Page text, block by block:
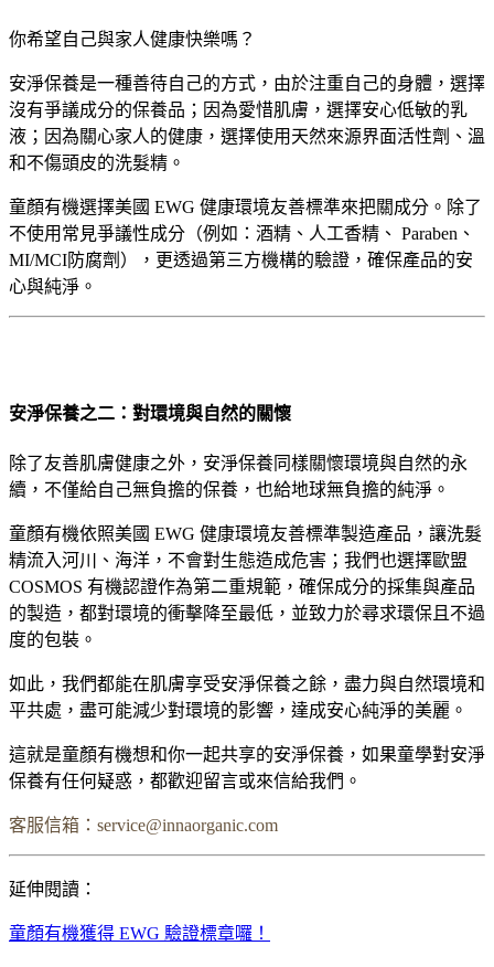
你希望自己與家人健康快樂嗎？
安淨保養是一種善待自己的方式，由於注重自己的身體，選擇
沒有爭議成分的保養品；因為愛惜肌膚，選擇安心低敏的乳
液；因為關心家人的健康，選擇使用天然來源界面活性劑、溫
和不傷頭皮的洗髮精。
童顏有機選擇美國 EWG 健康環境友善標準來把關成分。除了
不使用常見爭議性成分（例如：酒精、人工香精、 Paraben、
MI/MCI防腐劑），更透過第三方機構的驗證，確保產品的安
心與純淨。
安淨保養之二：對環境與自然的關懷
除了友善肌膚健康之外，安淨保養同樣關懷環境與自然的永
續，不僅給自己無負擔的保養，也給地球無負擔的純淨。
童顏有機依照美國 EWG 健康環境友善標準製造產品，讓洗髮
精流入河川、海洋，不會對生態造成危害；我們也選擇歐盟
COSMOS 有機認證作為第二重規範，確保成分的採集與產品
的製造，都對環境的衝擊降至最低，並致力於尋求環保且不過
度的包裝。
如此，我們都能在肌膚享受安淨保養之餘，盡力與自然環境和
平共處，盡可能減少對環境的影響，達成安心純淨的美麗。
這就是童顏有機想和你一起共享的安淨保養，如果童學對安淨
保養有任何疑惑，都歡迎留言或來信給我們。
客服信箱： service@innaorganic.com
延伸閱讀：
童顏有機獲得 EWG 驗證標章囉！